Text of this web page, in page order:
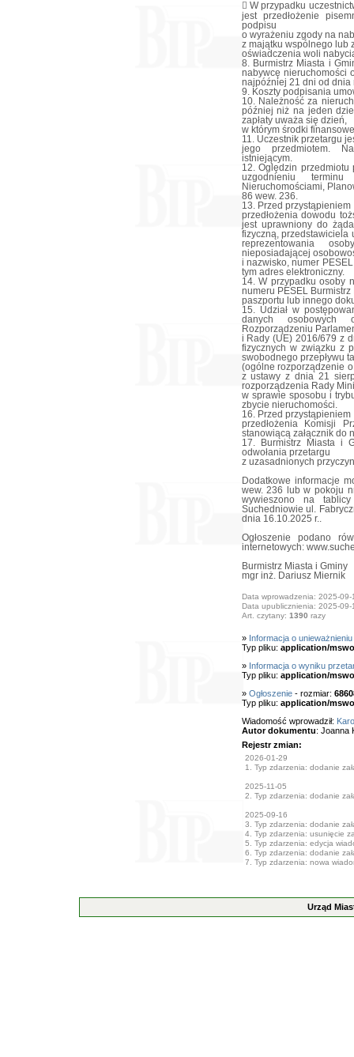
 W przypadku
jest przedłożenie
podpisu
o wyrażeniu zgody na
z majątku wspólnego lub
oświadczenia woli
8. Burmistrz Miasta i
nabywcę nieruchomości
najpóźniej 21 dni od dnia
9. Koszty podpisania
10. Należność za
później niż na jeden
zapłaty uważa się dzień,
w którym środki
11. Uczestnik przetargu
jego przedmiotem.
istniejącym.
12. Oględzin przedmiotu
uzgodnieniu
Nieruchomościami,
86 wew. 236.
13. Przed
przedłożenia dowodu
jest uprawniony do
fizyczną, przedstawiciela
reprezentowania
nieposiadającej
i nazwisko, numer
tym adres elektroniczny.
14. W przypadku osoby
numeru PESEL
paszportu lub innego
15. Udział w
danych osobowych
Rozporządzeniu
i Rady (UE) 2016/679 z
fizycznych w związku z
swobodnego przepływu
(ogólne rozporządzenie
z ustawy z dnia 21
rozporządzenia Rady
w sprawie sposobu i
zbycie nieruchomości.
16. Przed
przedłożenia Komisji
stanowiącą załącznik do
17. Burmistrz Miasta i
odwołania przetargu
z uzasadnionych
Dodatkowe informacje
wew. 236 lub w pokoju
wywieszono na
Suchedniowie ul.
dnia 16.10.2025 r..
Ogłoszenie podano
internetowych:
Burmistrz Miasta i Gminy
mgr inż. Dariusz Miernik
Data wprowadzenia: 2025-09-
Data upublicznienia: 2025-09-
Art. czytany: 1390 razy
» Informacja o
Typ pliku: application/
» Informacja o wyniku
Typ pliku: application/
» Ogłoszenie- rozmiar:
Typ pliku: application/
Wiadomość wprowadził:
Autor dokumentu: Joanna
Rejestr zmian:
2026-01-29
1. Typ zdarzenia: dodanie
2025-11-05
2. Typ zdarzenia: dodanie
2025-09-16
3. Typ zdarzenia: dodanie
4. Typ zdarzenia: usunięcie
5. Typ zdarzenia: edycja
6. Typ zdarzenia: dodanie
7. Typ zdarzenia: nowa
Urząd